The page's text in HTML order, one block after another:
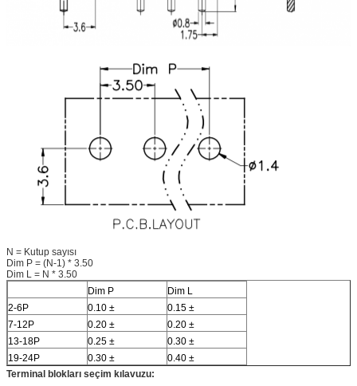
N = Kutup sayısı
Dim P = (N-1) * 3.50
Dim L = N * 3.50
Dim P
Dim L
2-6P
0.10 ±
0.15 ±
7-12P
0.20 ±
0.20 ±
13-18P
0.25 ±
0.30 ±
19-24P
0.30 ±
0.40 ±
Terminal blokları seçim kılavuzu: